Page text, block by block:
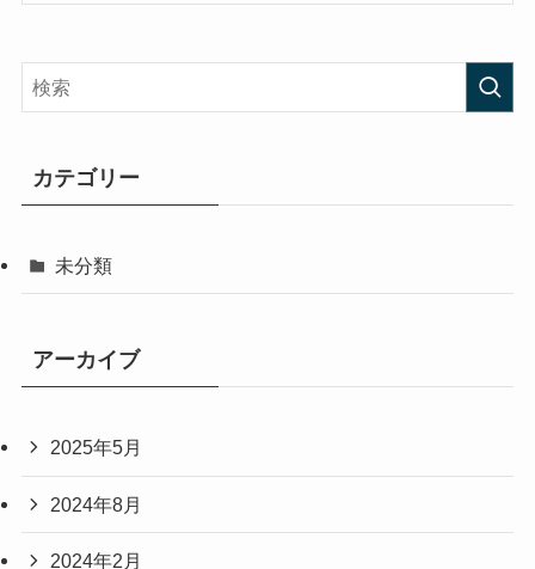
カテゴリー
未分類
アーカイブ
2025年5月
2024年8月
2024年2月